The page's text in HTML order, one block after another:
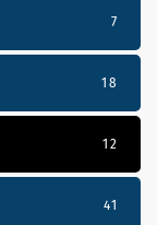
7
18
12
41